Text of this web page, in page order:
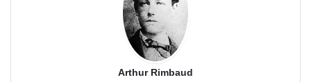
Arthur Rimbaud